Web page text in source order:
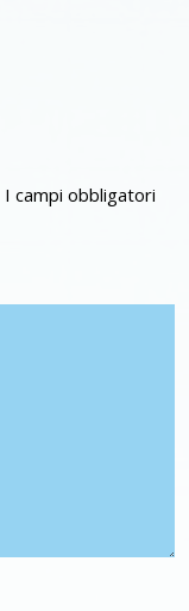
I campi obbligatori